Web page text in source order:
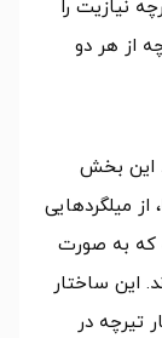
نیازیت را
از هر دو
این بخش
میلگردهایی
است که به صورت
این ساختار
تیرچه در